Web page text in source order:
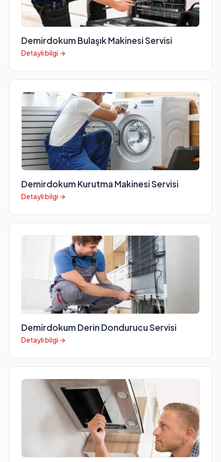
Demirdokum Bulaşık Makinesi Servisi
Detaylı bilgi →
Demirdokum Kurutma Makinesi Servisi
Detaylı bilgi →
Demirdokum Derin Dondurucu Servisi
Detaylı bilgi →